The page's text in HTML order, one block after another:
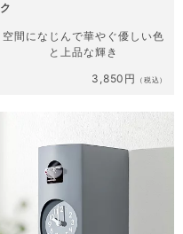
ク
空間になじんで華やぐ優しい色
と上品な輝き
3,850円
（税込）